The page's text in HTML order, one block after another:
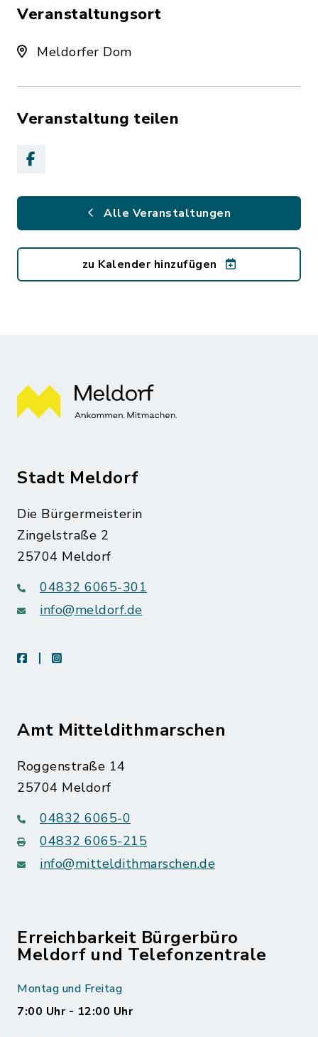
Veranstaltungsort
Meldorfer Dom
Veranstaltung teilen
Alle Veranstaltungen
zu Kalender hinzufügen
Stadt Meldorf
Die Bürgermeisterin
Zingelstraße 2
25704 Meldorf
04832 6065-301
info@meldorf.de
facebookinstagram
Amt Mitteldithmarschen
Roggenstraße 14
25704 Meldorf
04832 6065-0
04832 6065-215
info@mitteldithmarschen.de
Erreichbarkeit Bürgerbüro
Meldorf und Telefonzentrale
Montag und Freitag
7:00 Uhr - 12:00 Uhr